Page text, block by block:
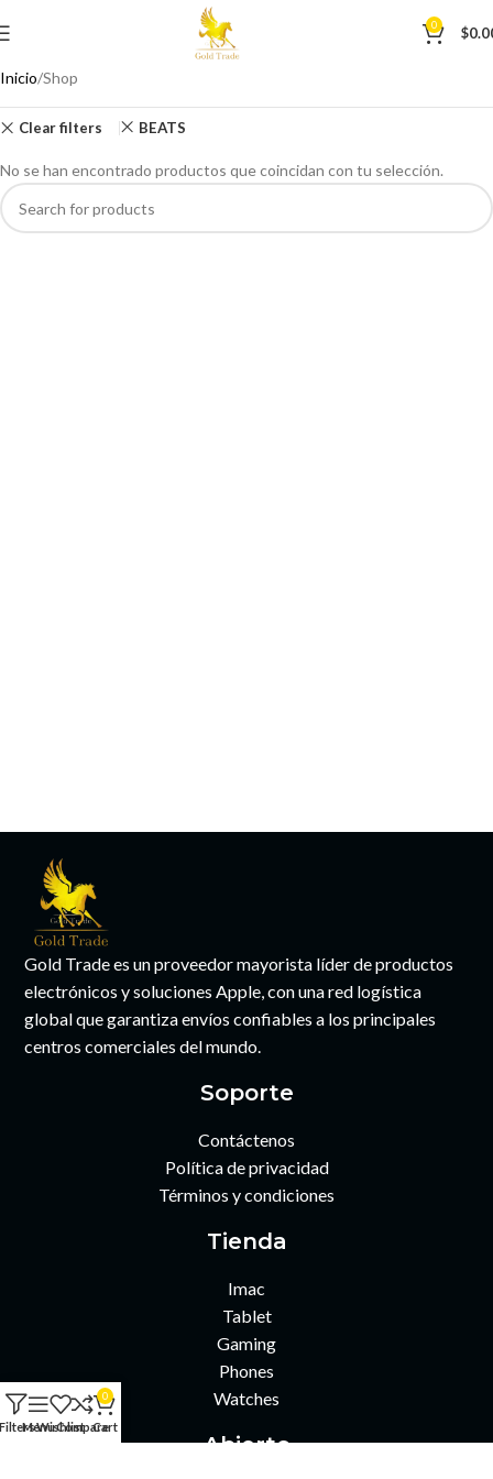
0 $
Inicio Shop
Clear filters BEATS
No se han encontrado productos que coincidan con tu selección.
Gold Trade es un proveedor mayorista líder de productos
electrónicos y soluciones Apple, con una red logística
global que garantiza envíos confiables a los principales
centros comerciales del mundo.
Soporte
Contáctenos
Política de privacidad
Términos y condiciones
Tienda
Imac
Tablet
Gaming
Phones
Watches
Abierto
MenuWishlist
Compare
0
Cart